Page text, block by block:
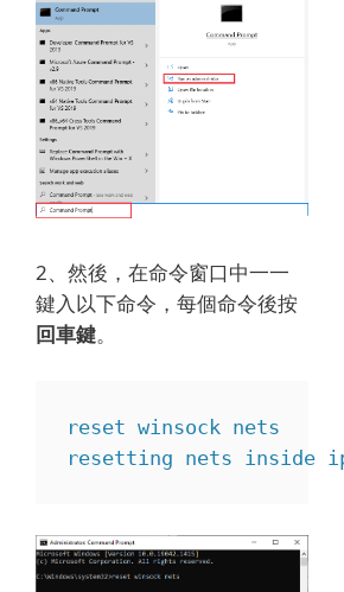
2、然後，在命令窗口中一一
鍵入以下命令，每個命令後按
回車鍵。
reset winsock nets
resetting nets inside